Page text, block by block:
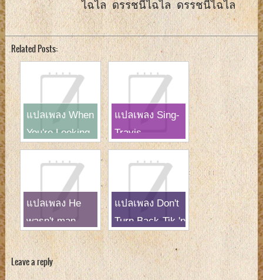
ไฉไล ดรรชนีไฉไล ดรรชนีไฉไล
Related Posts:
แปลเพลง When
You're Looking
Like That-
Westlife
แปลเพลง Sing-
Travis
แปลเพลง He
wasn't man
enough-Toni
Braxton
แปลเพลง Don't
Turn Back-Tik 'n
Tak
Leave a reply